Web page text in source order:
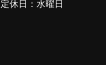
定休日：水曜日